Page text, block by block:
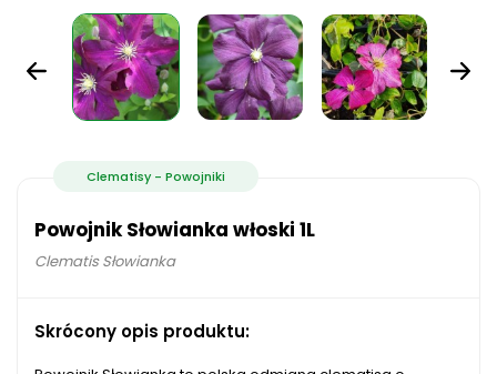
Clematisy - Powojniki
Powojnik Słowianka włoski 1L
Clematis Słowianka
Skrócony opis produktu: